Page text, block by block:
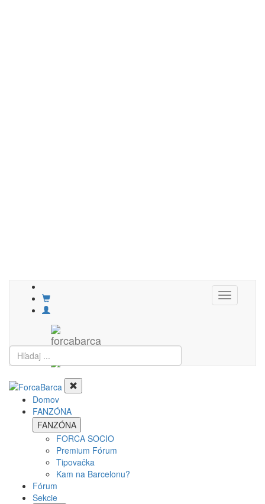
Toggle
navigation
Domov
FANZÓNA
FANZÓNA
FORCA SOCIO
Premium Fórum
Tipovačka
Kam na Barcelonu?
Fórum
Sekcie